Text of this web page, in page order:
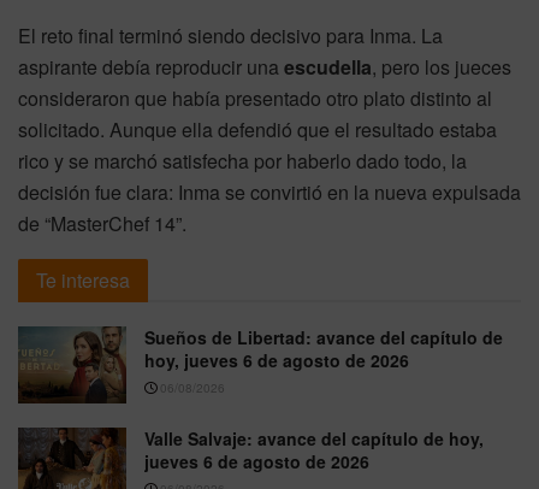
El reto final terminó siendo decisivo para Inma. La
aspirante debía reproducir unaescudella, pero los jueces
consideraron que había presentado otro plato distinto al
solicitado. Aunque ella defendió que el resultado estaba
rico y se marchó satisfecha por haberlo dado todo, la
decisión fue clara: Inma se convirtió en la nueva expulsada
de “MasterChef 14”.
Te interesa
Sueños de Libertad: avance del capítulo de
hoy, jueves 6 de agosto de 2026
06/08/2026
Valle Salvaje: avance del capítulo de hoy,
jueves 6 de agosto de 2026